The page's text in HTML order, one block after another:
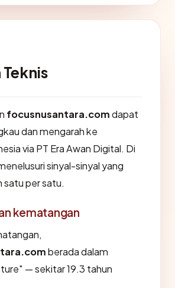
focusnusantara.comdapat
dan mengarah ke
via PT Era Awan Digital. Di
sinyal-sinyal yang
satu per satu.
kematangan
berada dalam
— sekitar 19.3 tahun